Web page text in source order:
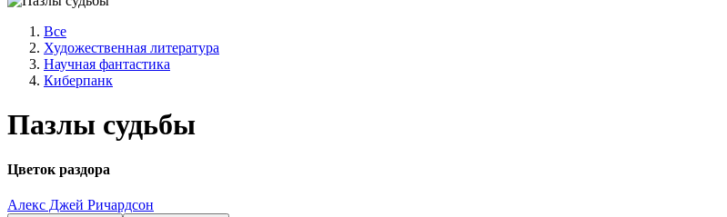
Все
Художественная литература
Научная фантастика
Киберпанк
Пазлы судьбы
Цветок раздора
Алекс Джей Ричардсон